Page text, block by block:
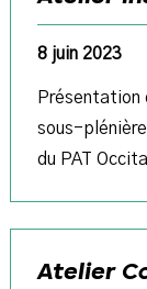
8 juin 2023
Présentation
sous-
du PAT
Atelier